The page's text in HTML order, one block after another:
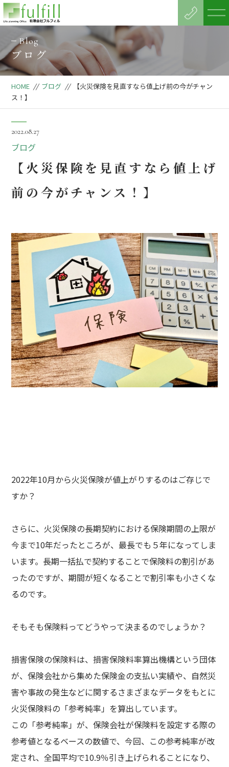
Blog
ブログ
HOME // ブログ //
【火災保険を見直すなら値上げ前の今がチャン
ス！】
2022.08.27
ブログ
【火災保険を見直すなら値上げ
前の今がチャンス！】
2022年10月から火災保険が値上がりするのはご存じで
すか？
さらに、火災保険の長期契約における保険期間の上限が
今まで10年だったところが、最長でも５年になってしま
います。長期一括払で契約することで保険料の割引があ
ったのですが、期間が短くなることで割引率も小さくな
るのです。
そもそも保険料ってどうやって決まるのでしょうか？
損害保険の保険料は、損害保険料率算出機構という団体
が、保険会社から集めた保険金の支払い実績や、自然災
害や事故の発生などに関するさまざまなデータをもとに
火災保険料の「参考純率」を算出しています。
この「参考純率」が、保険会社が保険料を設定する際の
参考値となるベースの数値で、今回、この参考純率が改
定され、全国平均で10.9％引き上げられることになり、